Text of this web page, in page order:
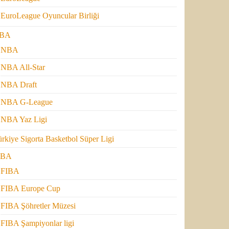
EuroLeague Oyuncular Birliği
NBA
NBA All-Star
NBA Draft
NBA G-League
NBA Yaz Ligi
Sigorta Basketbol Süper Ligi
FIBA
FIBA Europe Cup
FIBA Şöhretler Müzesi
FIBA Şampiyonlar ligi